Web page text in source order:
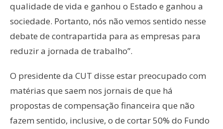
qualidade de vida e ganhou o Estado e ganhou a
sociedade. Portanto, nós não vemos sentido nesse
debate de contrapartida para as empresas para
reduzir a jornada de trabalho”.
O presidente da CUT disse estar preocupado com
matérias que saem nos jornais de que há
propostas de compensação financeira que não
fazem sentido, inclusive, o de cortar 50% do Fundo